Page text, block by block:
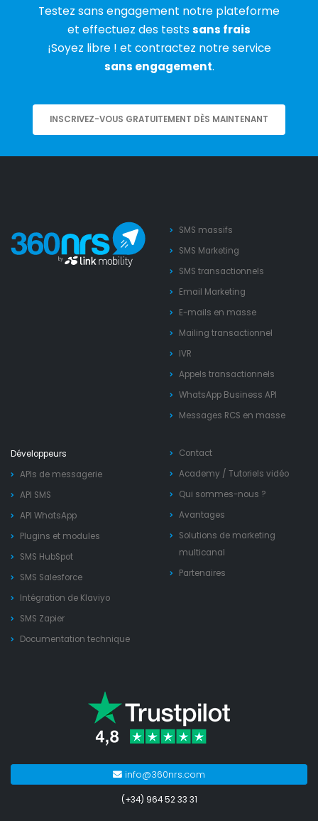
Testez sans engagement notre plateforme
et effectuez des tests sans frais
¡Soyez libre ! et contractez notre service
sans engagement.
INSCRIVEZ-VOUS GRATUITEMENT DÈS MAINTENANT
SMS massifs
SMS Marketing
SMS transactionnels
Email Marketing
E-mails en masse
Mailing transactionnel
IVR
Appels transactionnels
WhatsApp Business API
Messages RCS en masse
Développeurs
APIs de messagerie
API SMS
API WhatsApp
Plugins et modules
SMS HubSpot
SMS Salesforce
Intégration de Klaviyo
SMS Zapier
Documentation technique
Contact
Academy / Tutoriels vidéo
Qui sommes-nous ?
Avantages
Solutions de marketing
multicanal
Partenaires
info@360nrs.com
(+34) 964 52 33 31